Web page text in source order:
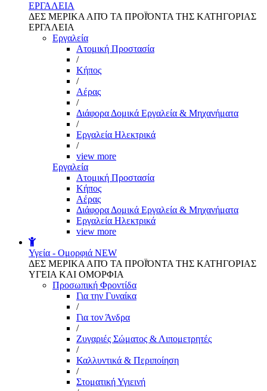
ΕΡΓΑΛΕΙΑ
ΔΕΣ ΜΕΡΙΚΑ ΑΠΌ ΤΑ ΠΡΟΪΌΝΤΑ ΤΗΣ ΚΑΤΗΓΟΡΙΑΣ
ΕΡΓΑΛΕΙΑ
Εργαλεία
Aτομική Προστασία
/
Kήπος
/
Αέρας
/
Διάφορα Δομικά Εργαλεία & Μηχανήματα
/
Εργαλεία Ηλεκτρικά
/
view more
Εργαλεία
Aτομική Προστασία
Kήπος
Αέρας
Διάφορα Δομικά Εργαλεία & Μηχανήματα
Εργαλεία Ηλεκτρικά
view more
Υγεία - Ομορφιά NEW
ΔΕΣ ΜΕΡΙΚΑ ΑΠΌ ΤΑ ΠΡΟΪΌΝΤΑ ΤΗΣ ΚΑΤΗΓΟΡΙΑΣ
ΥΓΕΙΑ ΚΑΙ ΟΜΟΡΦΙΑ
Προσωπική Φροντίδα
Για την Γυναίκα
/
Για τον Άνδρα
/
Ζυγαριές Σώματος & Λιπομετρητές
/
Καλλυντικά & Περιποίηση
/
Στοματική Υγιεινή